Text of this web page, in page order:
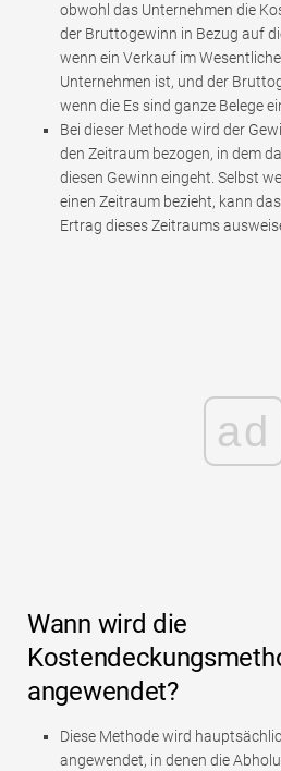
obwohl das Unternehmen die
der Bruttogewinn in Bezug auf
wenn ein Verkauf im
Unternehmen ist, und der
wenn die Es sind ganze Belege
Bei dieser Methode wird der
den Zeitraum bezogen, in dem
diesen Gewinn eingeht. Selbst
einen Zeitraum bezieht, kann
Ertrag dieses Zeitraums
ad
Wann wird die
angewendet?
Diese Methode wird
angewendet, in denen die